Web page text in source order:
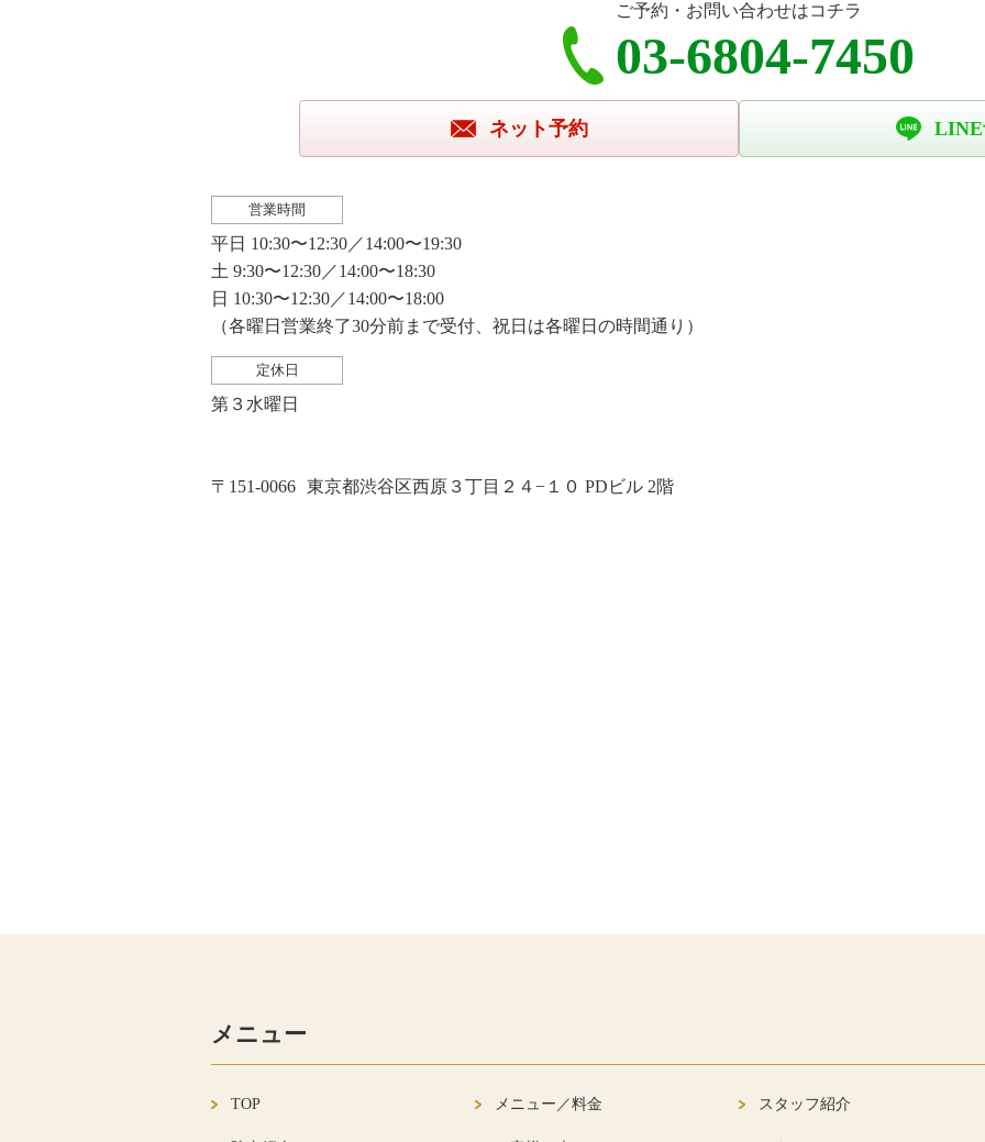
ご予約・お問い合わせはコチラ
03-6804-7450
ネット予約 LINE
営業時間
平日 10:30〜12:30／14:00〜19:30
土 9:30〜12:30／14:00〜18:30
日 10:30〜12:30／14:00〜18:00
（各曜日営業終了30分前まで受付、祝日は各曜日の時間通り）
定休日
第３水曜日
〒151-0066 東京都渋谷区西原３丁目２４−１０ PDビル 2階
メニュー
TOP メニュー／料金 スタッフ紹介